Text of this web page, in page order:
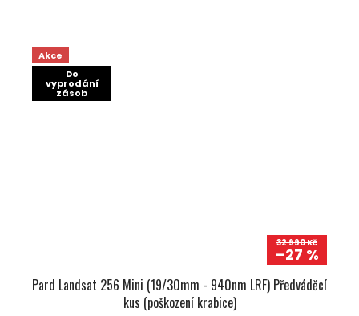
Akce
Do
vyprodání
zásob
32 990 Kč
–27 %
Pard Landsat 256 Mini (19/30mm - 940nm LRF) Předváděcí
kus (poškození krabice)